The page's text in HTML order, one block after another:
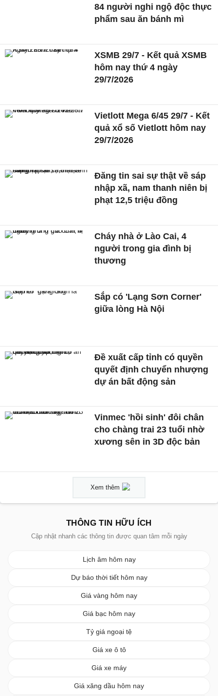
84 người nghi ngộ độc thực
phẩm sau ăn bánh mì
XSMB 29/7 - Kết quả XSMB
hôm nay thứ 4 ngày
29/7/2026
Vietlott Mega 6/45 29/7 - Kết
quả xổ số Vietlott hôm nay
29/7/2026
Đăng tin sai sự thật về sáp
nhập xã, nam thanh niên bị
phạt 12,5 triệu đồng
Cháy nhà ở Lào Cai, 4
người trong gia đình bị
thương
Sắp có 'Lạng Sơn Corner'
giữa lòng Hà Nội
Đề xuất cấp tỉnh có quyền
quyết định chuyển nhượng
dự án bất động sản
Vinmec 'hồi sinh' đôi chân
cho chàng trai 23 tuổi nhờ
xương sên in 3D độc bản
Xem thêm
THÔNG TIN HỮU ÍCH
Cập nhật nhanh các thông tin được quan tâm mỗi ngày
Lịch âm hôm nay
Dự báo thời tiết hôm nay
Giá vàng hôm nay
Giá bạc hôm nay
Tỷ giá ngoại tệ
Giá xe ô tô
Giá xe máy
Giá xăng dầu hôm nay